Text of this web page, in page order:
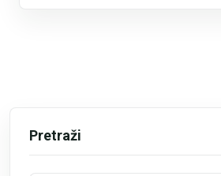
Pretraži